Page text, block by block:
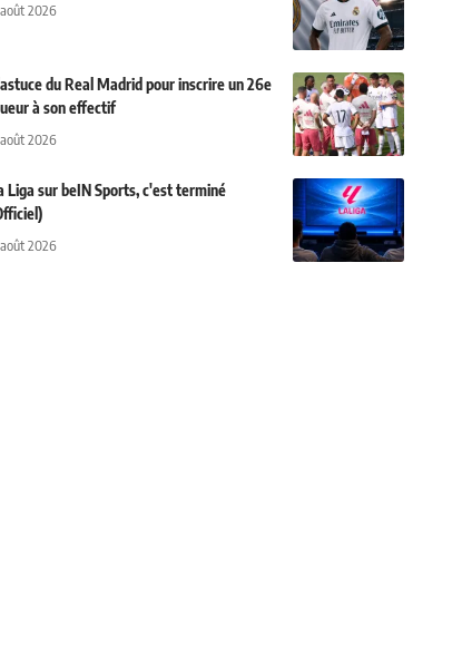
2026
du Real Madrid pour inscrire un 26e
à son effectif
2026
Liga sur beIN Sports, c'est terminé
2026